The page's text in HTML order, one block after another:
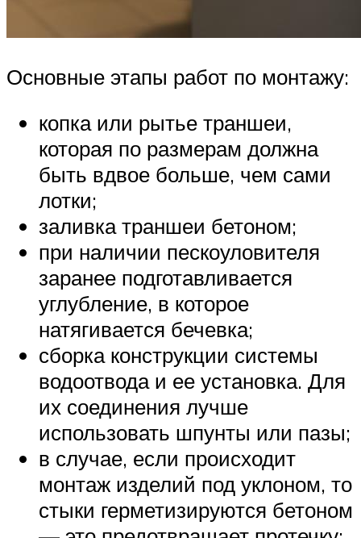
Основные этапы работ по монтажу:
копка или рытье траншеи,
которая по размерам должна
быть вдвое больше, чем сами
лотки;
заливка траншеи бетоном;
при наличии пескоуловителя
заранее подготавливается
углубление, в которое
натягивается бечевка;
сборка конструкции системы
водоотвода и ее установка. Для
их соединения лучше
использовать шпунты или пазы;
в случае, если происходит
монтаж изделий под уклоном, то
стыки герметизируются бетоном